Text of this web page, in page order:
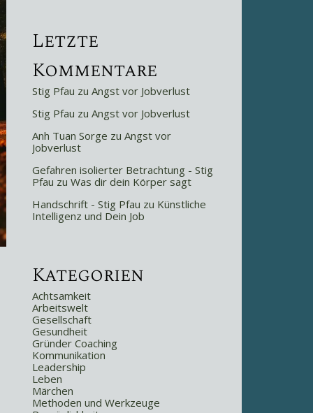
Letzte
Kommentare
Stig Pfau zu Angst vor Jobverlust
Stig Pfau zu Angst vor Jobverlust
Anh Tuan Sorge zu Angst vor
Jobverlust
Gefahren isolierter Betrachtung - Stig
Pfau zu Was dir dein Körper sagt
Handschrift - Stig Pfau zu Künstliche
Intelligenz und Dein Job
Kategorien
Achtsamkeit
Arbeitswelt
Gesellschaft
Gesundheit
Gründer Coaching
Kommunikation
Leadership
Leben
Märchen
Methoden und Werkzeuge